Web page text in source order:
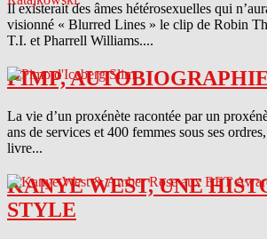
Il existerait des âmes hétérosexuelles qui
visionné « Blurred Lines » le clip de Robin
T.I. et Pharrell Williams....
PIMP,
La vie d’un proxénète racontée par un
ans de services et 400 femmes sous ses
livre...
KANYE WEST, UNE
STYLE